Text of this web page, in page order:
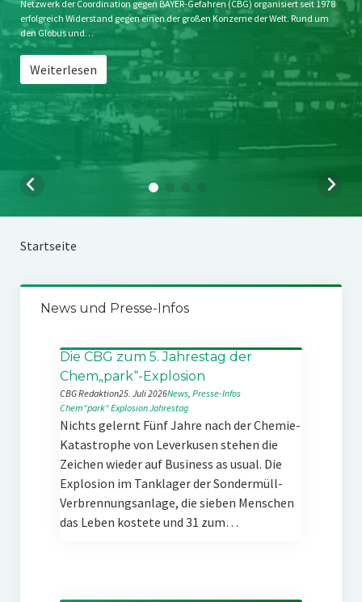
SPENDEN
Netzwerk der Coordination gegen BAYER-Gefahren (CBG) organisiert seit 1978
erfolgreich Widerstand gegen einen der großen Konzerne der Welt. Rund um
den Globus und…
Weiterlesen
Startseite
News und Presse-Infos
Die CBG zum 5. Jahrestag der
Chem„park“-Explosion
CBG Redaktion25. Juli 2026News, Presse-Infos
Chem“park“ExplosionJahrestag
Nichts gelernt Fünf Jahre nach der Chemie-
Katastrophe von Leverkusen stehen die
Zeichen wieder auf Business as usual. Die
Explosion im Tanklager der Sondermüll-
Verbrennungsanlage, die sieben Menschen
das Leben kostete und 31 zum…